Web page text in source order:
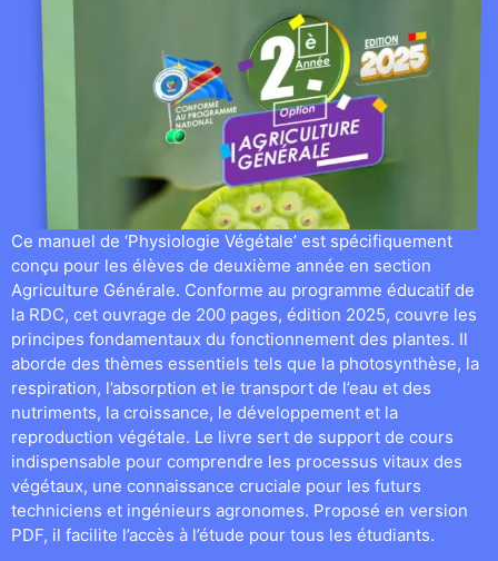
Ce manuel de ‘Physiologie Végétale’ est spécifiquement
conçu pour les élèves de deuxième année en section
Agriculture Générale. Conforme au programme éducatif de
la RDC, cet ouvrage de 200 pages, édition 2025, couvre les
principes fondamentaux du fonctionnement des plantes. Il
aborde des thèmes essentiels tels que la photosynthèse, la
respiration, l’absorption et le transport de l’eau et des
nutriments, la croissance, le développement et la
reproduction végétale. Le livre sert de support de cours
indispensable pour comprendre les processus vitaux des
végétaux, une connaissance cruciale pour les futurs
techniciens et ingénieurs agronomes. Proposé en version
PDF, il facilite l’accès à l’étude pour tous les étudiants.